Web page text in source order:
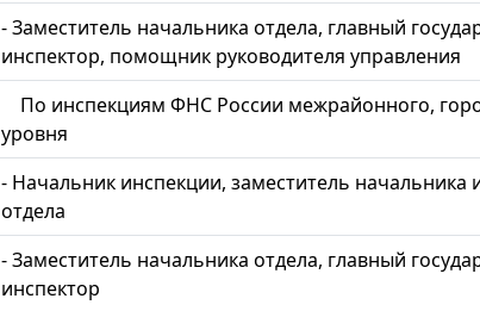
- Заместитель начальника отдела, главный
инспектор, помощник руководителя управления
По инспекциям ФНС России межрайонного,
уровня
- Начальник инспекции, заместитель начальника
отдела
- Заместитель начальника отдела, главный
инспектор